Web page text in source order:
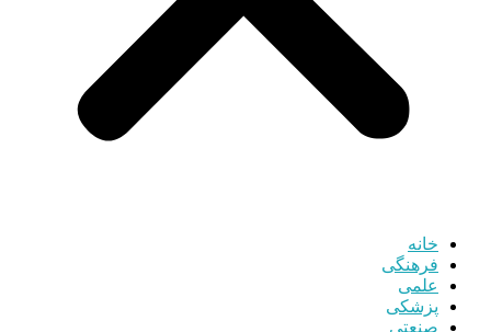
خانه
فرهنگی
علمی
پزشکی
صنعتی